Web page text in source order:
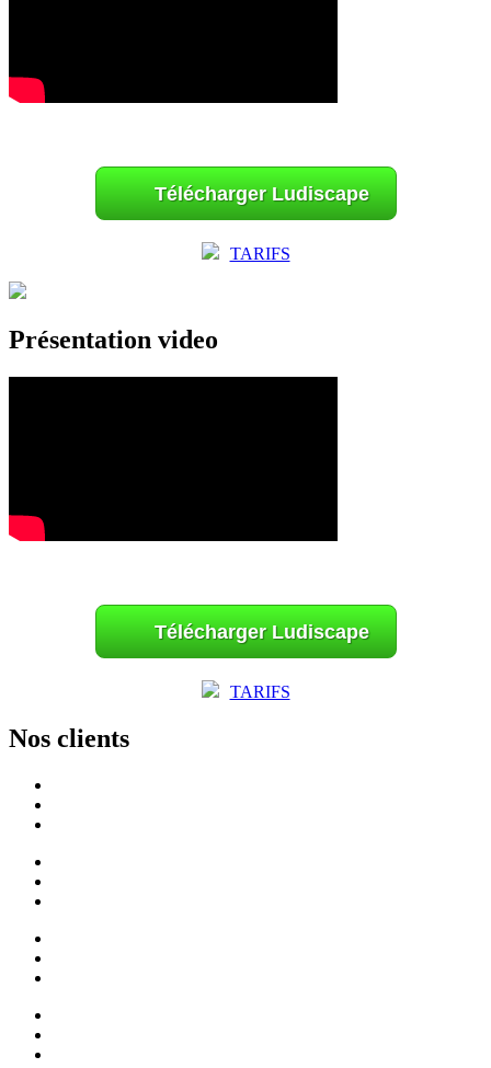
Télécharger Ludiscape
TARIFS
Présentation video
Télécharger Ludiscape
TARIFS
Nos clients